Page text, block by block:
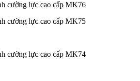
cường lực cao cấp MK76
cường lực cao cấp MK75
cường lực cao cấp MK74